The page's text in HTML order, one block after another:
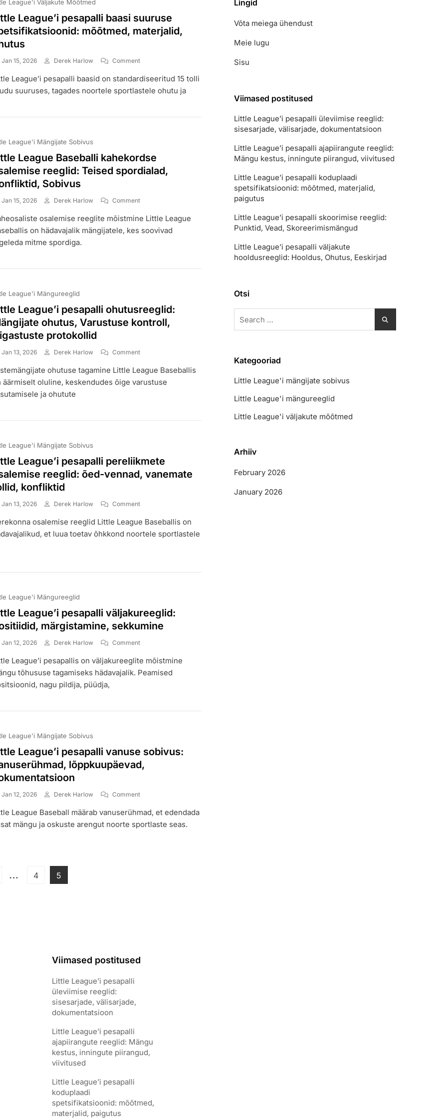
League'i Väljakute Mõõtmed
League’i pesapalli baasi suuruse
mõõtmed, materjalid,
Jan 15, 2026 Derek Harlow CommentOn
League’i
Pesapalli
Spetsifikatsioonid:
League’i pesapalli baasid on standardiseeritud 15 tolli
suuruses, tagades noortele sportlastele ohutu ja
League'i Mängijate Sobivus
League Baseballi kahekordse
reeglid: Teised spordialad,
Sobivus
Jan 15, 2026 Derek Harlow CommentOn
League
Baseballi
osalemise reeglite mõistmine Little League
on hädavajalik mängijatele, kes soovivad
mitme spordiga.
League'i Mängureeglid
League’i pesapalli ohutusreeglid:
ohutus, Varustuse kontroll,
protokollid
Jan 13, 2026 Derek Harlow CommentOn
League’i
Pesapalli
ohutuse tagamine Little League Baseballis
äärmiselt oluline, keskendudes õige varustuse
ja ohutute
League'i Mängijate Sobivus
League’i pesapalli pereliikmete
reeglid: õed-vennad, vanemate
konfliktid
Jan 13, 2026 Derek Harlow CommentOn
League’i
Pesapalli
Konfliktid
osalemise reeglid Little League Baseballis on
et luua toetav õhkkond noortele sportlastele
League'i Mängureeglid
League’i pesapalli väljakureeglid:
märgistamine, sekkumine
Jan 12, 2026 Derek Harlow CommentOn
League’i
Pesapalli
League’i pesapallis on väljakureeglite mõistmine
tõhususe tagamiseks hädavajalik. Peamised
nagu pildija, püüdja,
League'i Mängijate Sobivus
League’i pesapalli vanuse sobivus:
lõppkuupäevad,
Jan 12, 2026 Derek Harlow CommentOn
League’i
Pesapalli
League Baseball määrab vanuserühmad, et edendada
mängu ja oskuste arengut noorte sportlaste seas.
Posts
… Page
4 Page
5
Lingid
Võta meiega ühendust
Meie lugu
Sisu
Viimased postitused
Little League’i pesapalli üleviimise reeglid:
sisesarjade, välisarjade, dokumentatsioon
Little League’i pesapalli ajapiirangute reeglid:
Mängu kestus, inningute piirangud, viivitused
Little League’i pesapalli koduplaadi
spetsifikatsioonid: mõõtmed, materjalid,
paigutus
Little League’i pesapalli skoorimise reeglid:
Punktid, Vead, Skoreerimismängud
Little League’i pesapalli väljakute
hooldusreeglid: Hooldus, Ohutus, Eeskirjad
Otsi
for:
Kategooriad
Little League'i mängijate sobivus
Little League'i mängureeglid
Little League'i väljakute mõõtmed
Arhiiv
February 2026
January 2026
Viimased postitused
Little League’i pesapalli
üleviimise reeglid:
sisesarjade, välisarjade,
dokumentatsioon
Little League’i pesapalli
ajapiirangute reeglid: Mängu
kestus, inningute piirangud,
viivitused
Little League’i pesapalli
koduplaadi
spetsifikatsioonid: mõõtmed,
materjalid, paigutus